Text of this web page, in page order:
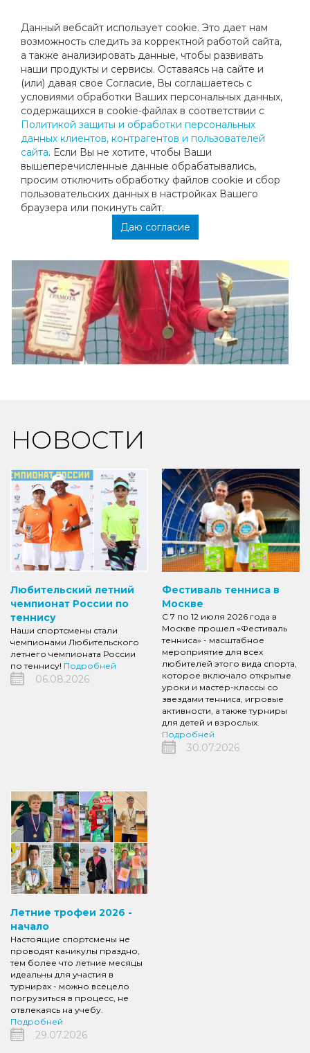
Данный вебсайт использует cookie. Это дает нам
возможность следить за корректной работой сайта,
а также анализировать данные, чтобы развивать
наши продукты и сервисы. Оставаясь на сайте и
(или) давая свое Согласие, Вы соглашаетесь с
условиями обработки Ваших персональных данных,
содержащихся в cookie-файлах в соответствии с
Политикой защиты и обработки персональных
данных клиентов, контрагентов и пользователей
сайта. Если Вы не хотите, чтобы Ваши
вышеперечисленные данные обрабатывались,
просим отключить обработку файлов cookie и сбор
пользовательских данных в настройках Вашего
браузера или покинуть сайт.
Даю согласие
ПОЗДРАВЛЯЕМ МАРИЮ ШМАКОВУ
Поздравляем Марию Шмакову с победой на турнире
"Кубок Гранд Теннис"! Желаем успехов на следующих
турнирах!
НОВОСТИ
Любительский летний
чемпионат России по
теннису
Наши спортсмены стали
чемпионами Любительского
летнего чемпионата России
по теннису! Подробней
06.08.2026
Фестиваль тенниса в
Москве
С 7 по 12 июля 2026 года в
Москве прошел «Фестиваль
тенниса» - масштабное
мероприятие для всех
любителей этого вида спорта,
которое включало открытые
уроки и мастер-классы со
звездами тенниса, игровые
активности, а также турниры
для детей и взрослых.
Подробней
30.07.2026
Летние трофеи 2026 -
начало
Настоящие спортсмены не
проводят каникулы праздно,
тем более что летние месяцы
идеальны для участия в
турнирах - можно всецело
погрузиться в процесс, не
отвлекаясь на учебу.
Подробней
29.07.2026